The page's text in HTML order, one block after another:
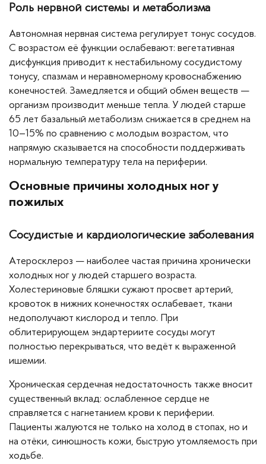
Роль нервной системы и метаболизма
Автономная нервная система регулирует тонус сосудов.
С возрастом её функции ослабевают: вегетативная
дисфункция приводит к нестабильному сосудистому
тонусу, спазмам и неравномерному кровоснабжению
конечностей. Замедляется и общий обмен веществ —
организм производит меньше тепла. У людей старше
65 лет базальный метаболизм снижается в среднем на
10–15% по сравнению с молодым возрастом, что
напрямую сказывается на способности поддерживать
нормальную температуру тела на периферии.
Основные причины холодных ног у
пожилых
Сосудистые и кардиологические заболевания
Атеросклероз — наиболее частая причина хронически
холодных ног у людей старшего возраста.
Холестериновые бляшки сужают просвет артерий,
кровоток в нижних конечностях ослабевает, ткани
недополучают кислород и тепло. При
облитерирующем эндартериите сосуды могут
полностью перекрываться, что ведёт к выраженной
ишемии.
Хроническая сердечная недостаточность также вносит
существенный вклад: ослабленное сердце не
справляется с нагнетанием крови к периферии.
Пациенты жалуются не только на холод в стопах, но и
на отёки, синюшность кожи, быструю утомляемость при
ходьбе.